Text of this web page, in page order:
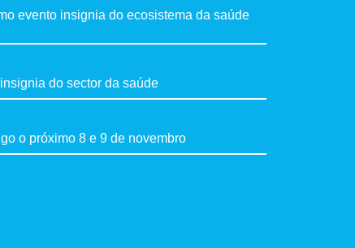
evento insignia do ecosistema da saúde
do sector da saúde
o próximo 8 e 9 de novembro